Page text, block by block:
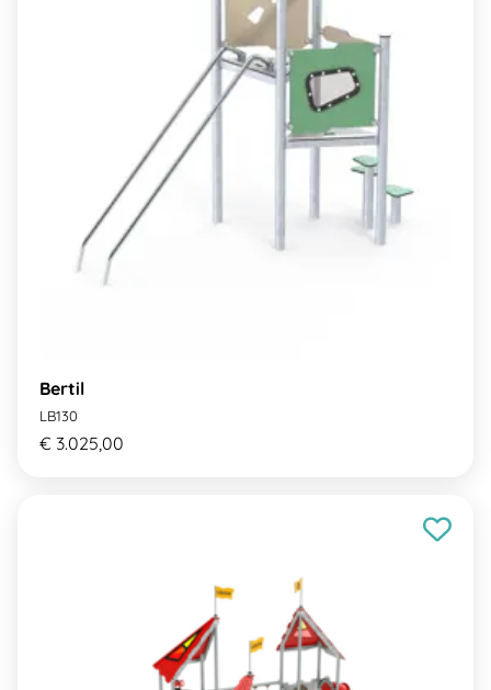
Bertil
LB130
€ 3.025,00